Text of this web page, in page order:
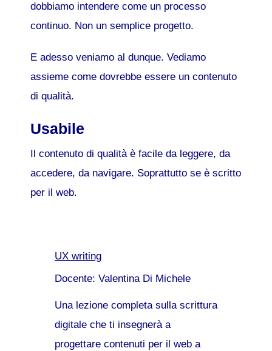
dobbiamo intendere come un processo
continuo. Non un semplice progetto.
E adesso veniamo al dunque. Vediamo
assieme come dovrebbe essere un contenuto
di qualità.
Usabile
Il contenuto di qualità è facile da leggere, da
accedere, da navigare. Soprattutto se è scritto
per il web.
UX writing
Docente: Valentina Di Michele
Una lezione completa sulla scrittura
digitale che ti insegnerà a
progettare contenuti per il web a